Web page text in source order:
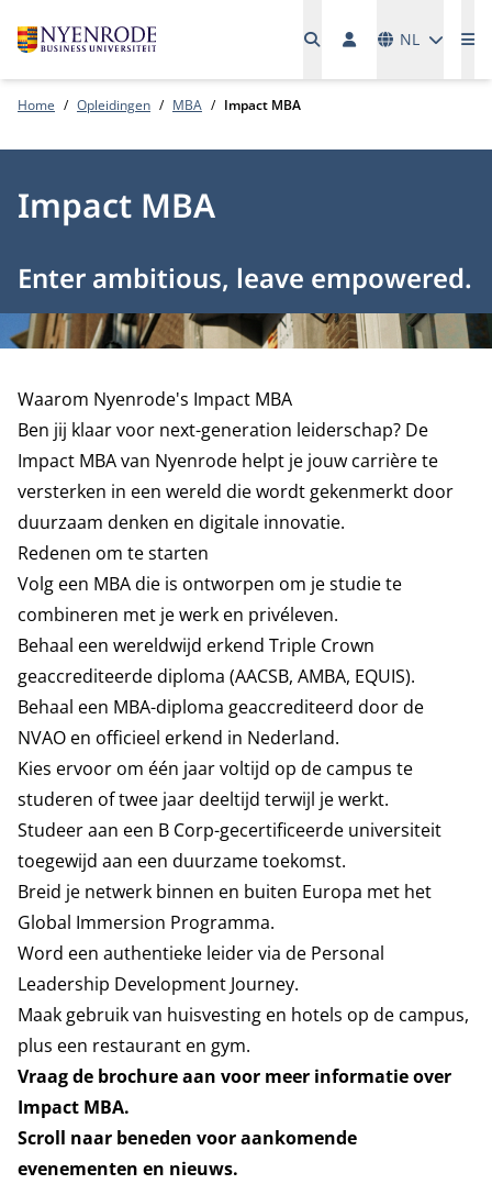
NL
Home Opleidingen MBA Impact MBA
Impact MBA
Enter ambitious, leave empowered.
Waarom Nyenrode's Impact MBA
Ben jij klaar voor next-generation leiderschap? De
Impact MBA van Nyenrode helpt je jouw carrière te
versterken in een wereld die wordt gekenmerkt door
duurzaam denken en digitale innovatie.
Redenen om te starten
Volg een MBA die is ontworpen om je studie te
combineren met je werk en privéleven.
Behaal een wereldwijd erkend Triple Crown
geaccrediteerde diploma (AACSB, AMBA, EQUIS).
Behaal een MBA-diploma geaccrediteerd door de
NVAO en officieel erkend in Nederland.
Kies ervoor om één jaar voltijd op de campus te
studeren of twee jaar deeltijd terwijl je werkt.
Studeer aan een B Corp-gecertificeerde universiteit
toegewijd aan een duurzame toekomst.
Breid je netwerk binnen en buiten Europa met het
Global Immersion Programma.
Word een authentieke leider via de Personal
Leadership Development Journey.
Maak gebruik van huisvesting en hotels op de campus,
plus een restaurant en gym.
Vraag de brochure aan voor meer informatie over
Impact MBA.
Scroll naar beneden voor aankomende
evenementen en nieuws.